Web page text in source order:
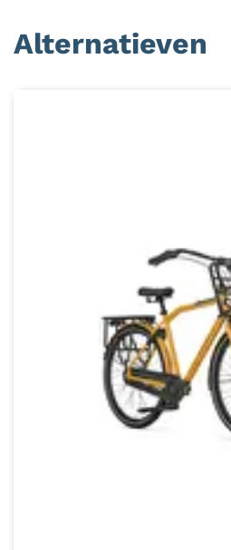
Alternatieven